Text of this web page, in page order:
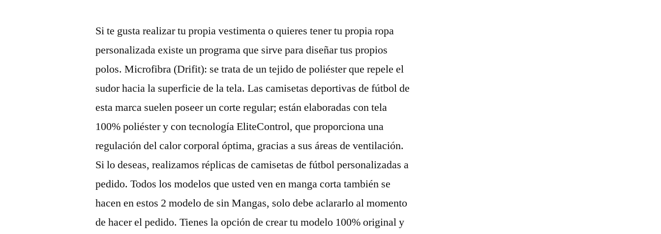
Si te gusta realizar tu propia vestimenta o quieres tener tu propia ropa
personalizada existe un programa que sirve para diseñar tus propios
polos. Microfibra (Drifit): se trata de un tejido de poliéster que repele el
sudor hacia la superficie de la tela. Las camisetas deportivas de fútbol de
esta marca suelen poseer un corte regular; están elaboradas con tela
100% poliéster y con tecnología EliteControl, que proporciona una
regulación del calor corporal óptima, gracias a sus áreas de ventilación.
Si lo deseas, realizamos réplicas de camisetas de fútbol personalizadas a
pedido. Todos los modelos que usted ven en manga corta también se
hacen en estos 2 modelo de sin Mangas, solo debe aclararlo al momento
de hacer el pedido. Tienes la opción de crear tu modelo 100% original y